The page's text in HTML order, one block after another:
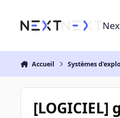
Accueil Systèmes
[LOGICIEL]